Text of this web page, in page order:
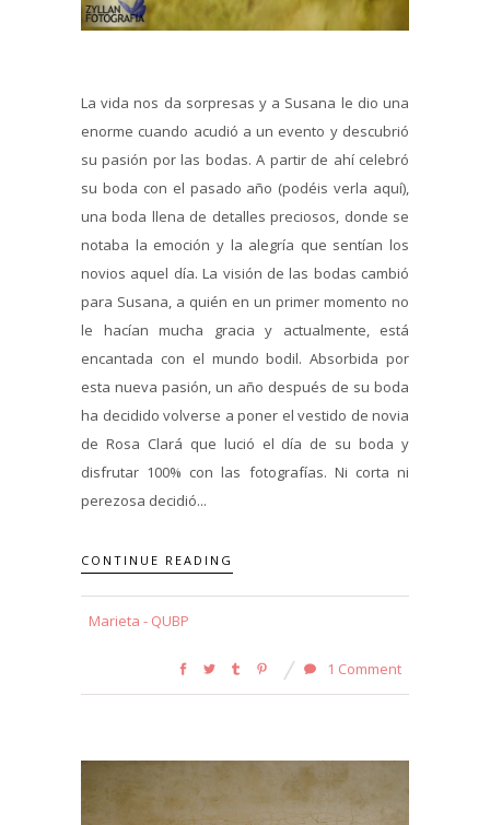
La vida nos da sorpresas y a Susana le dio una
enorme cuando acudió a un evento y descubrió
su pasión por las bodas. A partir de ahí celebró
su boda con el pasado año (podéis verla aquí),
una boda llena de detalles preciosos, donde se
notaba la emoción y la alegría que sentían los
novios aquel día. La visión de las bodas cambió
para Susana, a quién en un primer momento no
le hacían mucha gracia y actualmente, está
encantada con el mundo bodil. Absorbida por
esta nueva pasión, un año después de su boda
ha decidido volverse a poner el vestido de novia
de Rosa Clará que lució el día de su boda y
disfrutar 100% con las fotografías. Ni corta ni
perezosa decidió...
CONTINUE READING
Marieta - QUBP
1 Comment